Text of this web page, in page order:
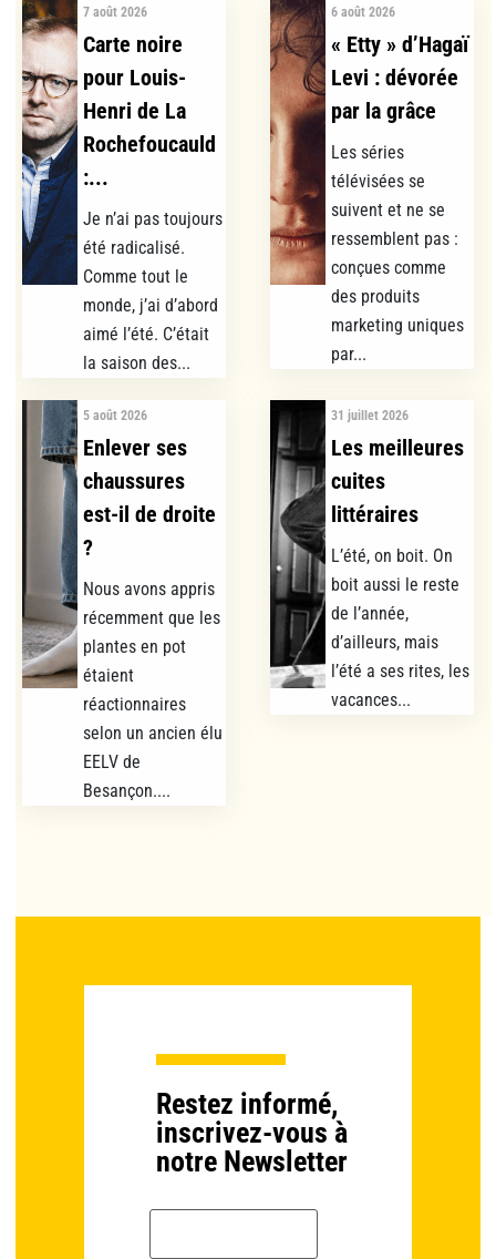
7 août 2026
Carte noire
pour Louis-
Henri de La
Rochefoucauld
:...
Je n’ai pas toujours
été radicalisé.
Comme tout le
monde, j’ai d’abord
aimé l’été. C’était
la saison des...
6 août 2026
« Etty » d’Hagaï
Levi : dévorée
par la grâce
Les séries
télévisées se
suivent et ne se
ressemblent pas :
conçues comme
des produits
marketing uniques
par...
5 août 2026
Enlever ses
chaussures
est-il de droite
?
Nous avons appris
récemment que les
plantes en pot
étaient
réactionnaires
selon un ancien élu
EELV de
Besançon....
31 juillet 2026
Les meilleures
cuites
littéraires
L’été, on boit. On
boit aussi le reste
de l’année,
d’ailleurs, mais
l’été a ses rites, les
vacances...
Restez informé,
inscrivez-vous à
notre Newsletter